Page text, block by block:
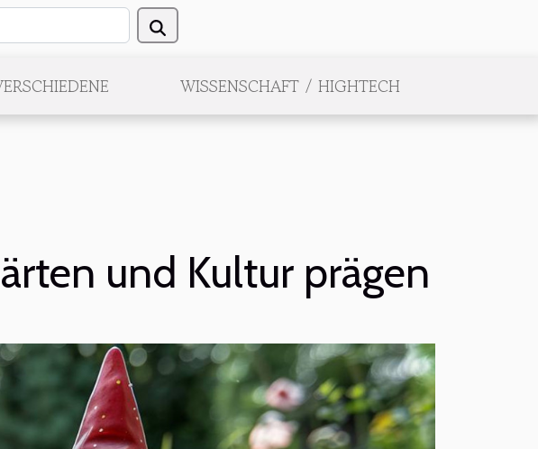
WISSENSCHAFT / HIGHTECH
und Kultur prägen